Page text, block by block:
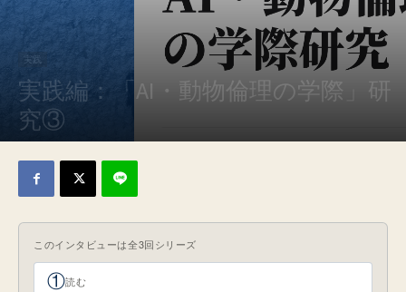
実践
実践編：「AI・動物倫理の学際」研
究③
このインタビューは全3回シリーズ
①読む